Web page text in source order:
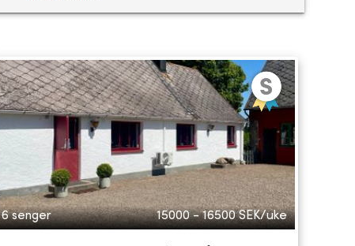
6 senger 15000 - 16500 SEK/uke